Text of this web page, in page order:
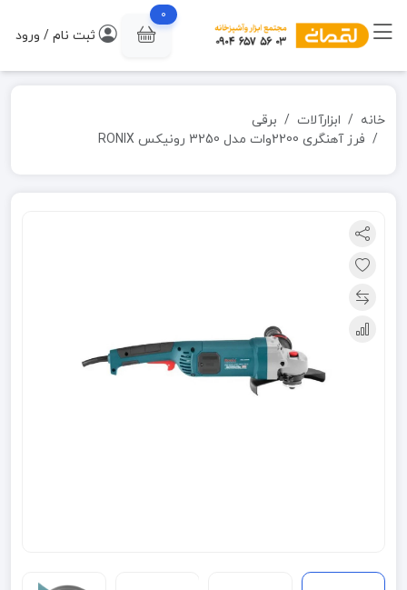
0
ثبت نام / ورود
خانه ابزارآلات
برقی
فرز آهنگری 2200وات مدل 3250 رونیکس RONIX